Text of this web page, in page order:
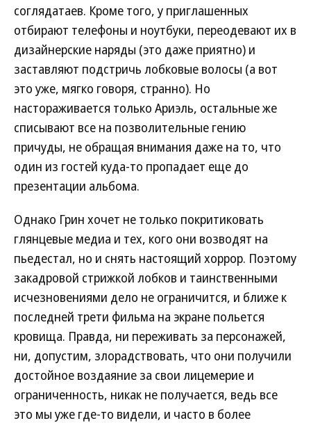
соглядатаев. Кроме того, у приглашенных
отбирают телефоны и ноутбуки, переодевают их в
дизайнерские наряды (это даже приятно) и
заставляют подстричь лобковые волосы (а вот
это уже, мягко говоря, странно). Но
настораживается только Ариэль, остальные же
списывают все на позволительные гению
причуды, не обращая внимания даже на то, что
один из гостей куда-то пропадает еще до
презентации альбома.
Однако Грин хочет не только покритиковать
глянцевые медиа и тех, кого они возводят на
пьедестал, но и снять настоящий хоррор. Поэтому
закадровой стрижкой лобков и таинственными
исчезновениями дело не ограничится, и ближе к
последней трети фильма на экране польется
кровища. Правда, ни переживать за персонажей,
ни, допустим, злорадствовать, что они получили
достойное воздаяние за свои лицемерие и
ограниченность, никак не получается, ведь все
это мы уже где-то видели, и часто в более